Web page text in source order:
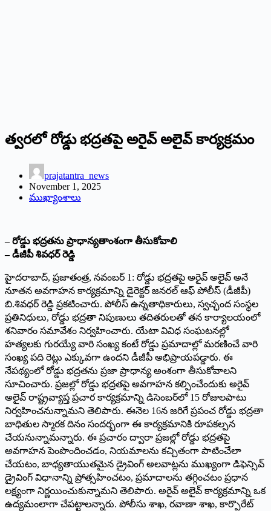
త్వరలో రోడ్డు భద్రతపై అరైవ్‌ అలైవ్‌ కార్యక్రమం
prajatantra_news
November 1, 2025
ముఖ్యాంశాలు
– రోడ్డు భద్రతను ప్రాధాన్యతాంశంగా తీసుకోవాలి
– డీజీపీ శివధర్‌ రెడ్డి
హైదరాబాద్‌, ప్రజాతంత్ర, నవంబర్‌ 1: రోడ్డు భద్రతపై అరైవ్‌ అలైవ్‌ అనే
నూతన అవగాహన కార్యక్రమాన్ని డైరెక్టర్‌ జనరల్‌ ఆఫ్‌ పోలీస్‌ (డీజీపీ)
బి.శివధర్‌ రెడ్డి ప్రకటించారు. పోలీస్‌ ఉన్నతాధికారులు, స్వచ్ఛంద సంస్థల
ప్రతినిధులు, రోడ్డు భద్రతా నిపుణులు తదితరులతో తన కార్యాలయంలో
శనివారం సమావేశం నిర్వహించారు. యేటా వివిధ సంఘటనల్లో
హత్యలకు గురయ్యే వారి సంఖ్య కంటే రోడ్డు ప్రమాదాల్లో మరణించే వారి
సంఖ్య పది రెట్లు ఎక్కువగా ఉందని డీజీపీ అభిప్రాయపడ్డారు. ఈ
నేపథ్యంలో రోడ్డు భద్రతను ప్రజా ప్రాధాన్య అంశంగా తీసుకోవాలని
సూచించారు. ప్రజల్లో రోడ్డు భద్రతపై అవగాహన కల్పించేందుకు అరైవ్‌
అలైవ్‌ రాష్ట్రవ్యాప్త ప్రచార కార్యక్రమాన్ని డిసెంబర్‌లో 15 రోజులపాటు
నిర్వహించనున్నామని తెలిపారు. ఈనెల 16న జరిగే ప్రపంచ రోడ్డు భద్రతా
బాధితుల స్మారక దినం సందర్భంగా ఈ కార్యక్రమానికి రూపకల్పన
చేయనున్నామన్నారు. ఈ ప్రచారం ద్వారా ప్రజల్లో రోడ్డు భద్రతపై
అవగాహన పెంపొందించడం, నియమాలను కచ్చితంగా పాటించేలా
చేయటం, బాధ్యతాయుతమైన డ్రైవింగ్‌ అలవాట్లను ముఖ్యంగా డిఫెన్సివ్‌
డ్రైవింగ్‌ విధానాన్ని ప్రోత్సహించటం, ప్రమాదాలను తగ్గించటం ప్రధాన
లక్ష్యంగా నిర్ణయించుకున్నామని తెలిపారు. అరైవ్‌ అలైవ్‌ కార్యక్రమాన్ని ఒక
ఉద్యమంలాగా చేపట్టాలన్నారు. పోలీసు శాఖ, రవాణా శాఖ, కార్పొరేట్‌